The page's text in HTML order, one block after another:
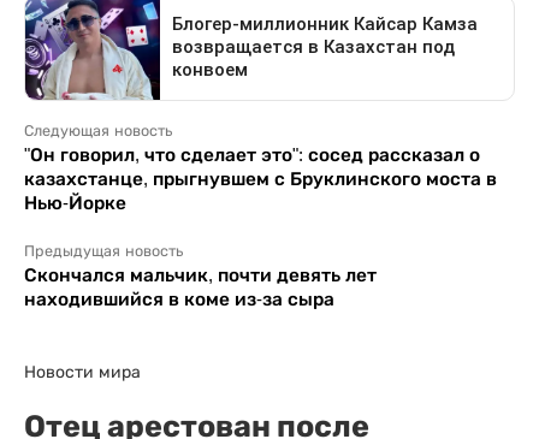
Следующая новость
"Он говорил, что сделает это": сосед рассказал о
казахстанце, прыгнувшем с Бруклинского моста в
Нью-Йорке
Предыдущая новость
Скончался мальчик, почти девять лет
находившийся в коме из-за сыра
Новости мира
Отец арестован после